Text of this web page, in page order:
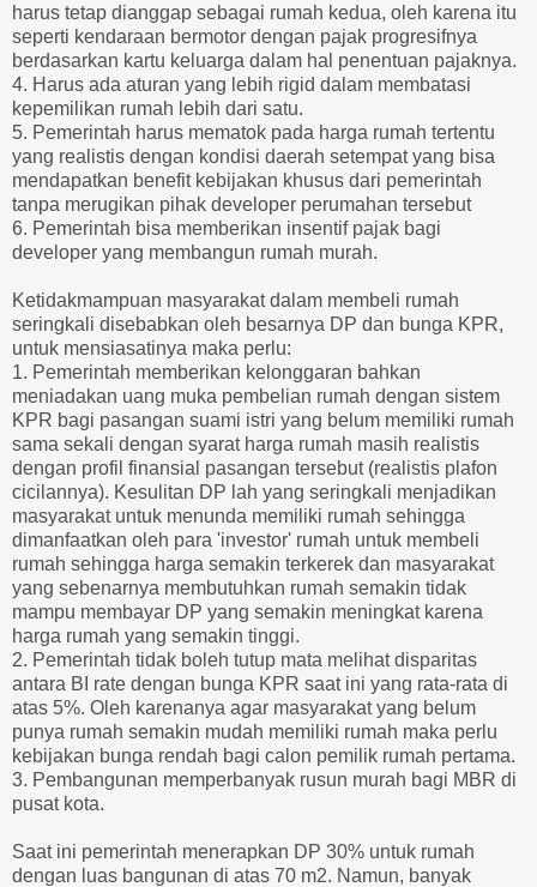
harus tetap dianggap sebagai rumah kedua, oleh karena itu
seperti kendaraan bermotor dengan pajak progresifnya
berdasarkan kartu keluarga dalam hal penentuan pajaknya.
4. Harus ada aturan yang lebih rigid dalam membatasi
kepemilikan rumah lebih dari satu.
5. Pemerintah harus mematok pada harga rumah tertentu
yang realistis dengan kondisi daerah setempat yang bisa
mendapatkan benefit kebijakan khusus dari pemerintah
tanpa merugikan pihak developer perumahan tersebut
6. Pemerintah bisa memberikan insentif pajak bagi
developer yang membangun rumah murah.
Ketidakmampuan masyarakat dalam membeli rumah
seringkali disebabkan oleh besarnya DP dan bunga KPR,
untuk mensiasatinya maka perlu:
1. Pemerintah memberikan kelonggaran bahkan
meniadakan uang muka pembelian rumah dengan sistem
KPR bagi pasangan suami istri yang belum memiliki rumah
sama sekali dengan syarat harga rumah masih realistis
dengan profil finansial pasangan tersebut (realistis plafon
cicilannya). Kesulitan DP lah yang seringkali menjadikan
masyarakat untuk menunda memiliki rumah sehingga
dimanfaatkan oleh para 'investor' rumah untuk membeli
rumah sehingga harga semakin terkerek dan masyarakat
yang sebenarnya membutuhkan rumah semakin tidak
mampu membayar DP yang semakin meningkat karena
harga rumah yang semakin tinggi.
2. Pemerintah tidak boleh tutup mata melihat disparitas
antara BI rate dengan bunga KPR saat ini yang rata-rata di
atas 5%. Oleh karenanya agar masyarakat yang belum
punya rumah semakin mudah memiliki rumah maka perlu
kebijakan bunga rendah bagi calon pemilik rumah pertama.
3. Pembangunan memperbanyak rusun murah bagi MBR di
pusat kota.
Saat ini pemerintah menerapkan DP 30% untuk rumah
dengan luas bangunan di atas 70 m2. Namun, banyak